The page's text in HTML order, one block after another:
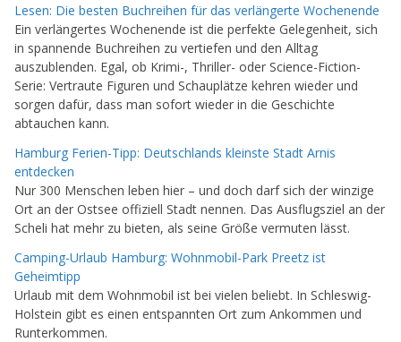
Lesen: Die besten Buchreihen für das verlängerte Wochenende
Ein verlängertes Wochenende ist die perfekte Gelegenheit, sich
in spannende Buchreihen zu vertiefen und den Alltag
auszublenden. Egal, ob Krimi-, Thriller- oder Science-Fiction-
Serie: Vertraute Figuren und Schauplätze kehren wieder und
sorgen dafür, dass man sofort wieder in die Geschichte
abtauchen kann.
Hamburg Ferien-Tipp: Deutschlands kleinste Stadt Arnis
entdecken
Nur 300 Menschen leben hier – und doch darf sich der winzige
Ort an der Ostsee offiziell Stadt nennen. Das Ausflugsziel an der
Scheli hat mehr zu bieten, als seine Größe vermuten lässt.
Camping-Urlaub Hamburg: Wohnmobil-Park Preetz ist
Geheimtipp
Urlaub mit dem Wohnmobil ist bei vielen beliebt. In Schleswig-
Holstein gibt es einen entspannten Ort zum Ankommen und
Runterkommen.